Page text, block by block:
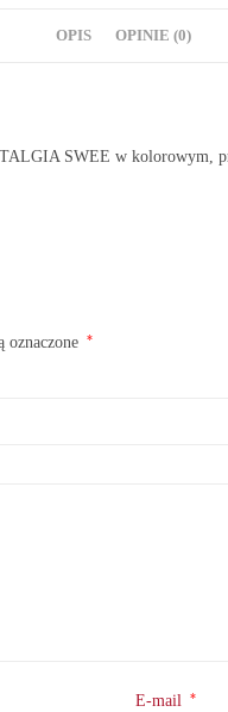
OPIS OPINIE (0)
SWEE w kolorowym,
oznaczone *
E-mail *